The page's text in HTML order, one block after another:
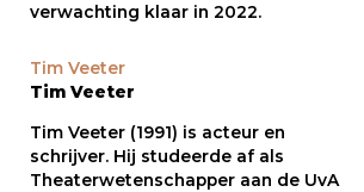
verwachting klaar in 2022.
Tim Veeter
Tim Veeter
Tim Veeter (1991) is acteur en
schrijver. Hij studeerde af als
Theaterwetenschapper aan de UvA